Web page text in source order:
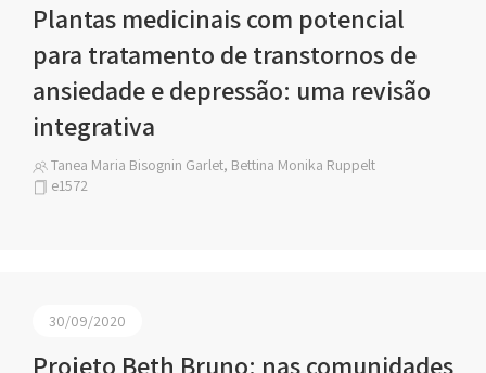
Plantas medicinais com potencial
para tratamento de transtornos de
ansiedade e depressão: uma revisão
integrativa
Tanea Maria Bisognin Garlet, Bettina Monika Ruppelt
e1572
30/09/2020
Projeto Beth Bruno: nas comunidades